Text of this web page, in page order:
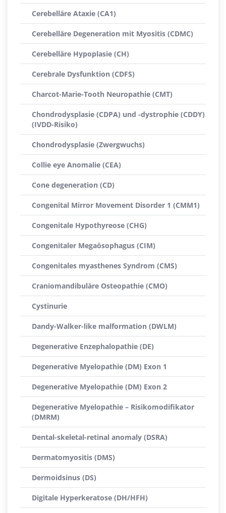
Cerebelläre Ataxie (CA1)
Cerebelläre Degeneration mit Myositis (CDMC)
Cerebelläre Hypoplasie (CH)
Cerebrale Dysfunktion (CDFS)
Charcot-Marie-Tooth Neuropathie (CMT)
Chondrodysplasie (CDPA) und -dystrophie (CDDY)
(IVDD-Risiko)
Chondrodysplasie (Zwergwuchs)
Collie eye Anomalie (CEA)
Cone degeneration (CD)
Congenital Mirror Movement Disorder 1 (CMM1)
Congenitale Hypothyreose (CHG)
Congenitaler Megaösophagus (CIM)
Congenitales myasthenes Syndrom (CMS)
Craniomandibuläre Osteopathie (CMO)
Cystinurie
Dandy-Walker-like malformation (DWLM)
Degenerative Enzephalopathie (DE)
Degenerative Myelopathie (DM) Exon 1
Degenerative Myelopathie (DM) Exon 2
Degenerative Myelopathie – Risikomodifikator
(DMRM)
Dental-skeletal-retinal anomaly (DSRA)
Dermatomyositis (DMS)
Dermoidsinus (DS)
Digitale Hyperkeratose (DH/HFH)